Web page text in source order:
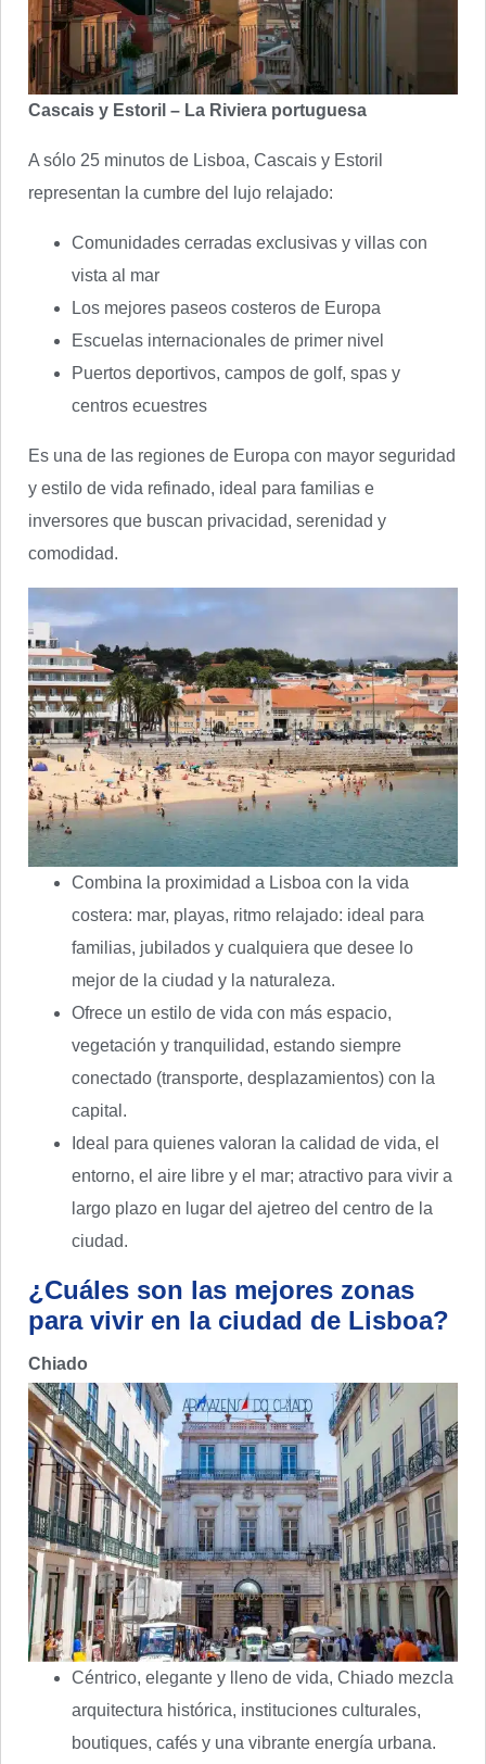
Cascais y Estoril – La Riviera portuguesa
A sólo 25 minutos de Lisboa, Cascais y Estoril
representan la cumbre del lujo relajado:
Comunidades cerradas exclusivas y villas con
vista al mar
Los mejores paseos costeros de Europa
Escuelas internacionales de primer nivel
Puertos deportivos, campos de golf, spas y
centros ecuestres
Es una de las regiones de Europa con mayor seguridad
y estilo de vida refinado, ideal para familias e
inversores que buscan privacidad, serenidad y
comodidad.
Combina la proximidad a Lisboa con la vida
costera: mar, playas, ritmo relajado: ideal para
familias, jubilados y cualquiera que desee lo
mejor de la ciudad y la naturaleza.
Ofrece un estilo de vida con más espacio,
vegetación y tranquilidad, estando siempre
conectado (transporte, desplazamientos) con la
capital.
Ideal para quienes valoran la calidad de vida, el
entorno, el aire libre y el mar; atractivo para vivir a
largo plazo en lugar del ajetreo del centro de la
ciudad.
¿Cuáles son las mejores zonas
para vivir en la ciudad de Lisboa?
Chiado
Céntrico, elegante y lleno de vida, Chiado mezcla
arquitectura histórica, instituciones culturales,
boutiques, cafés y una vibrante energía urbana.